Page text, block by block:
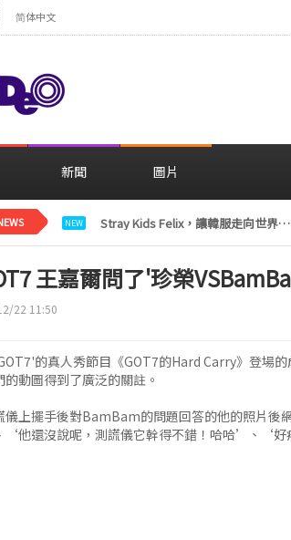
简体中文
新聞 圖片
NEW Stray Kids Felix，讓韓服走向世
王嘉爾問了'珍榮
22 11:50
的真人秀節目《GOT7的Hard Carry》登場
的動圖得到了廣泛的關註。
儀上擺手後對BamBam的問題回答的他的照片
他還沒說呢，測謊儀它幹得不錯！哈哈’、‘好